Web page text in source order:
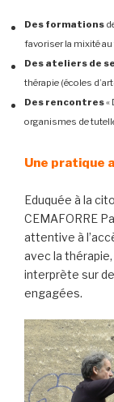
Des formations
favoriser la mixité au
Des ateliers de
thérapie (écoles
Des rencontres«
organismes de
Une pratique
Eduquée à la
CEMAFORRE
attentive à
avec la
interprète sur
engagées.